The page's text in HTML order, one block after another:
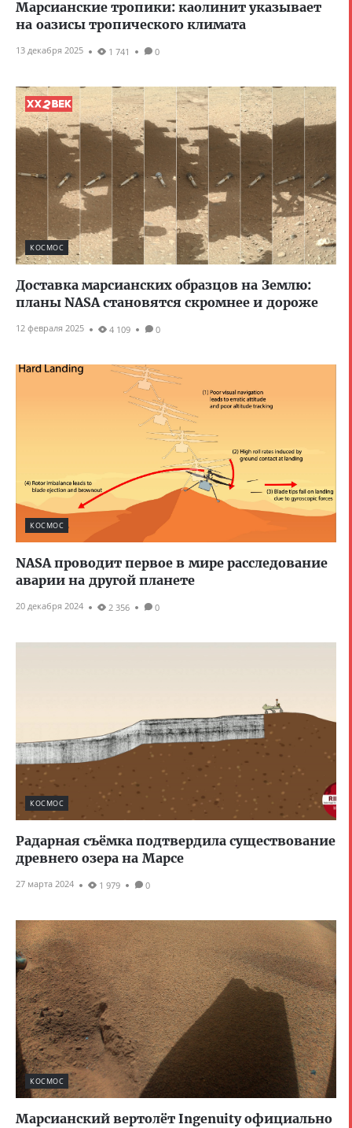
Марсианские тропики: каолинит указывает
на оазисы тропического климата
13 декабря 2025 1 741 0
КОСМОС
Доставка марсианских образцов на Землю:
планы NASA становятся скромнее и дороже
12 февраля 2025 4 109 0
КОСМОС
NASA проводит первое в мире расследование
аварии на другой планете
20 декабря 2024 2 356 0
КОСМОС
Радарная съёмка подтвердила существование
древнего озера на Марсе
27 марта 2024 1 979 0
КОСМОС
Марсианский вертолёт Ingenuity официально